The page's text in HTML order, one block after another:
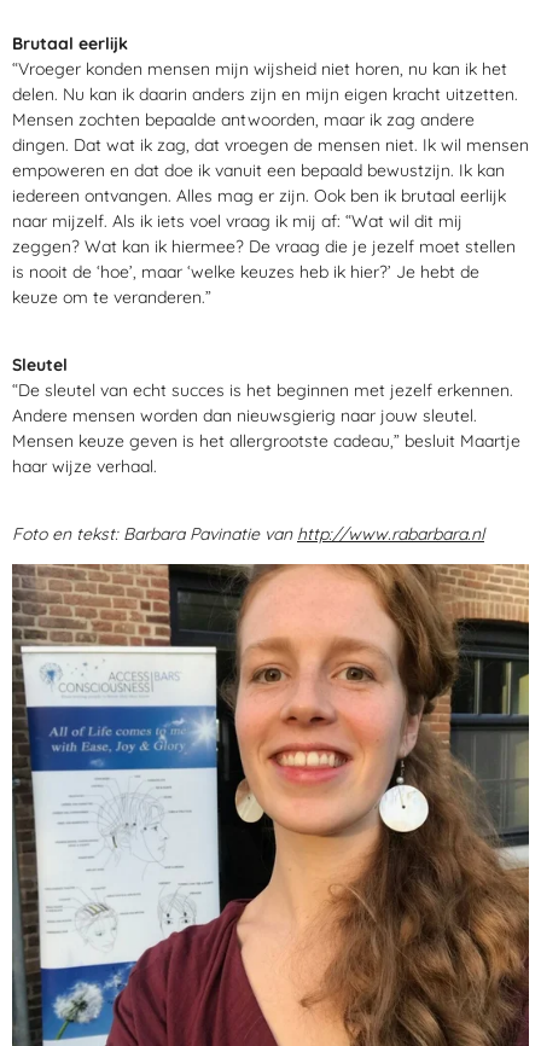
Brutaal eerlijk
“Vroeger konden mensen mijn wijsheid niet horen, nu kan ik het
delen. Nu kan ik daarin anders zijn en mijn eigen kracht uitzetten.
Mensen zochten bepaalde antwoorden, maar ik zag andere
dingen. Dat wat ik zag, dat vroegen de mensen niet. Ik wil mensen
empoweren en dat doe ik vanuit een bepaald bewustzijn. Ik kan
iedereen ontvangen. Alles mag er zijn. Ook ben ik brutaal eerlijk
naar mijzelf. Als ik iets voel vraag ik mij af: “Wat wil dit mij
zeggen? Wat kan ik hiermee? De vraag die je jezelf moet stellen
is nooit de ‘hoe’, maar ‘welke keuzes heb ik hier?’ Je hebt de
keuze om te veranderen.”
Sleutel
“De sleutel van echt succes is het beginnen met jezelf erkennen.
Andere mensen worden dan nieuwsgierig naar jouw sleutel.
Mensen keuze geven is het allergrootste cadeau,” besluit Maartje
haar wijze verhaal.
Foto en tekst: Barbara Pavinatie van http://www.rabarbara.nl